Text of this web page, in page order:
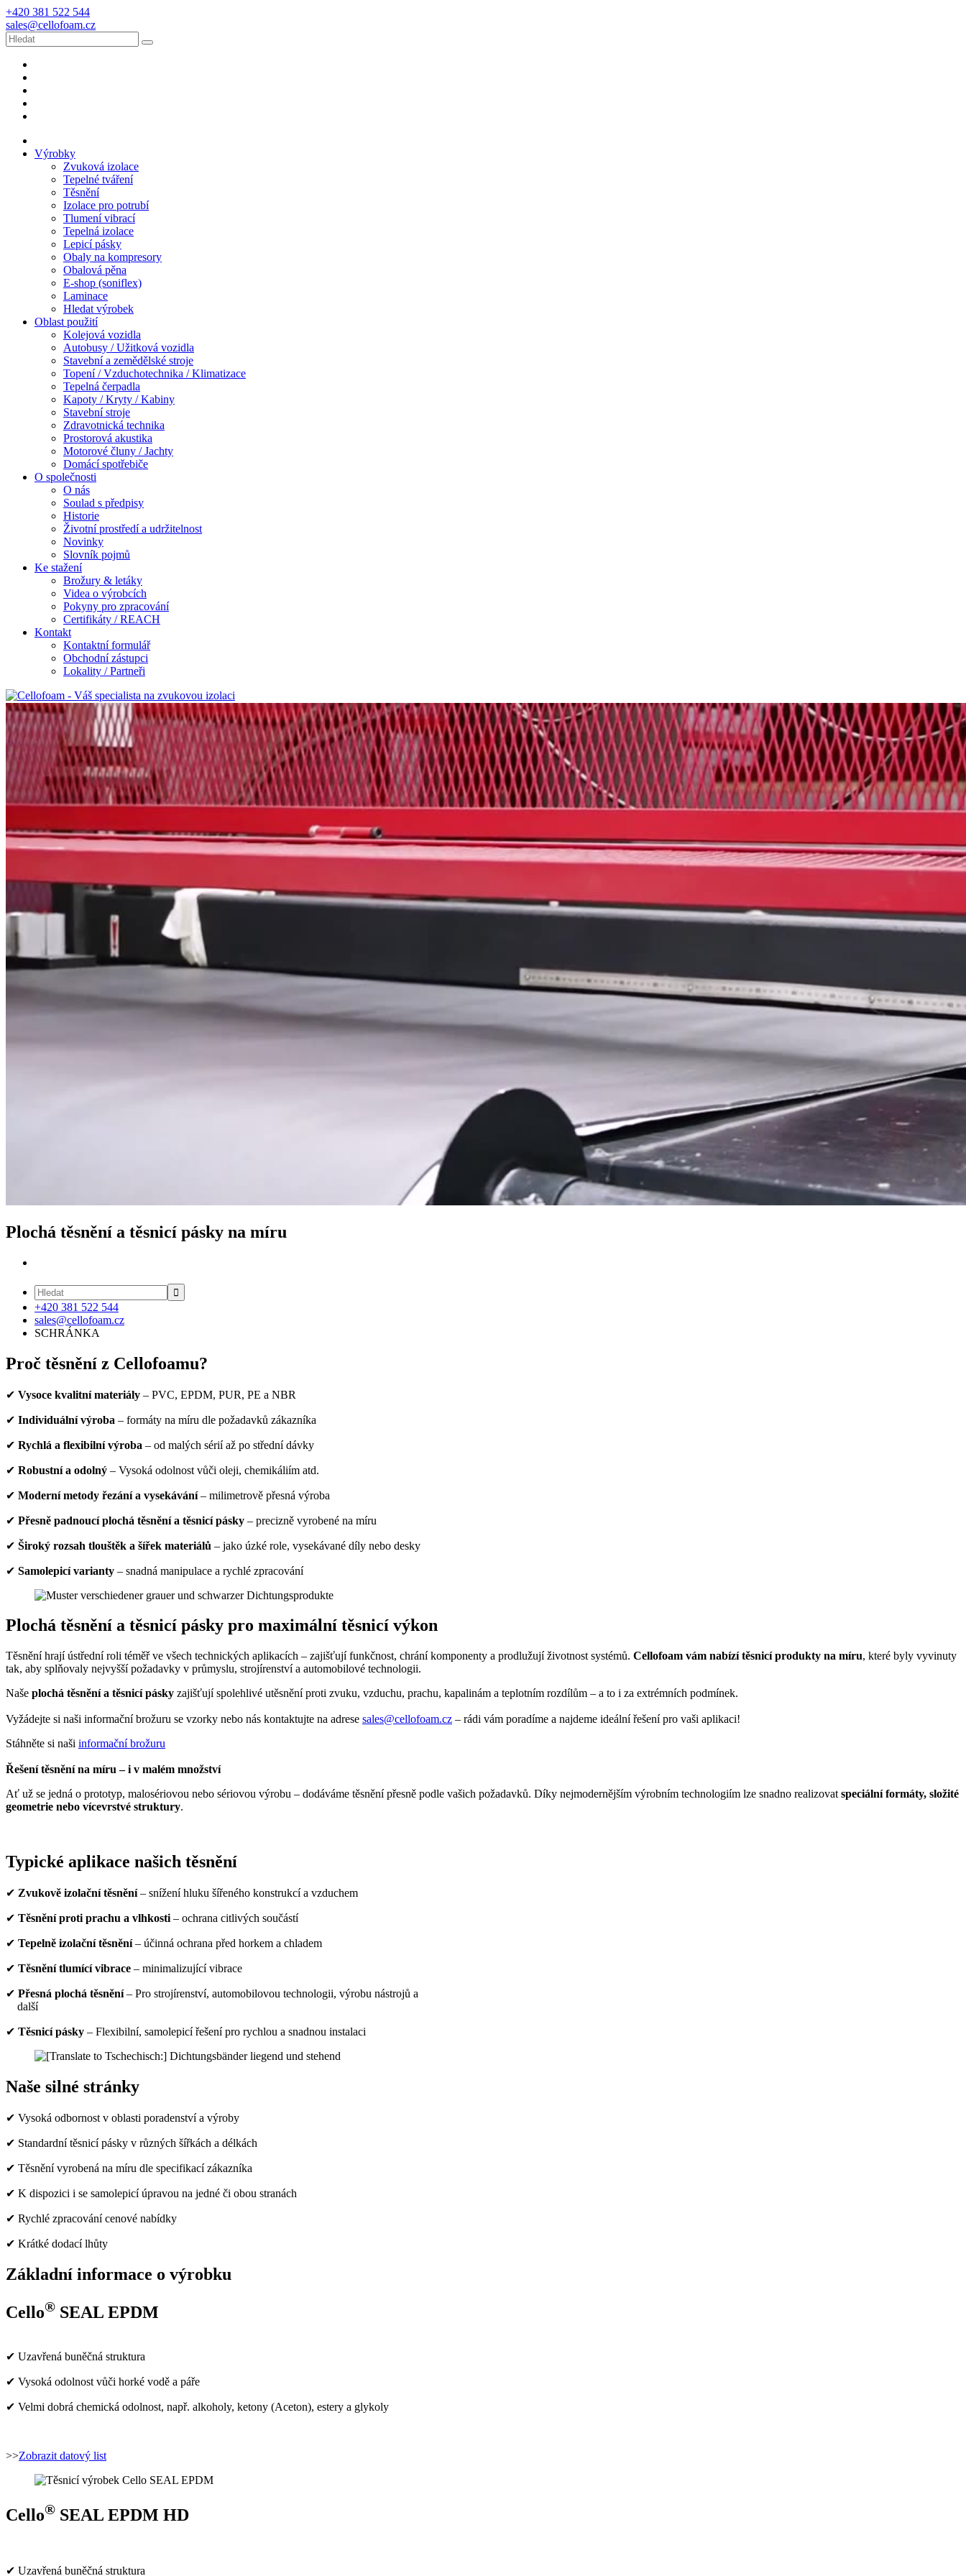
+420 381 522 544
sales@cellofoam.cz
Výrobky
Zvuková izolace
Tepelné tváření
Těsnění
Izolace pro potrubí
Tlumení vibrací
Tepelná izolace
Lepicí pásky
Obaly na kompresory
Obalová pěna
E-shop (soniflex)
Laminace
Hledat výrobek
Oblast použití
Kolejová vozidla
Autobusy / Užitková vozidla
Stavební a zemědělské stroje
Topení / Vzduchotechnika / Klimatizace
Tepelná čerpadla
Kapoty / Kryty / Kabiny
Stavební stroje
Zdravotnická technika
Prostorová akustika
Motorové čluny / Jachty
Domácí spotřebiče
O společnosti
O nás
Soulad s předpisy
Historie
Životní prostředí a udržitelnost
Novinky
Slovník pojmů
Ke stažení
Brožury & letáky
Videa o výrobcích
Pokyny pro zpracování
Certifikáty / REACH
Kontakt
Kontaktní formulář
Obchodní zástupci
Lokality / Partneři
Plochá těsnění a těsnicí pásky na míru

+420 381 522 544
sales@cellofoam.cz
SCHRÁNKA
Proč těsnění z Cellofoamu?
✔ Vysoce kvalitní materiály – PVC, EPDM, PUR, PE a NBR
✔ Individuální výroba – formáty na míru dle požadavků zákazníka
✔ Rychlá a flexibilní výroba – od malých sérií až po střední dávky
✔ Robustní a odolný – Vysoká odolnost vůči oleji, chemikáliím atd.
✔ Moderní metody řezání a vysekávání– milimetrově přesná výroba
✔ Přesně padnoucí plochá těsnění a těsnicí pásky – precizně vyrobené na míru
✔ Široký rozsah tlouštěk a šířek materiálů – jako úzké role, vysekávané díly nebo desky
✔ Samolepicí varianty – snadná manipulace a rychlé zpracování
Plochá těsnění a těsnicí pásky pro maximální těsnicí výkon
Těsnění hrají ústřední roli téměř ve všech technických aplikacích – zajišťují funkčnost, chrání komponenty a prodlužují životnost systémů. Cellofoam vám nabízí těsnicí produkty na míru, které byly vyvinuty
tak, aby splňovaly nejvyšší požadavky v průmyslu, strojírenství a automobilové technologii.
Naše plochá těsnění a těsnicí pásky zajišťují spolehlivé utěsnění proti zvuku, vzduchu, prachu, kapalinám a teplotním rozdílům – a to i za extrémních podmínek.
Vyžádejte si naši informační brožuru se vzorky nebo nás kontaktujte na adrese sales@cellofoam.cz – rádi vám poradíme a najdeme ideální řešení pro vaši aplikaci!
Stáhněte si naši informační brožuru
Řešení těsnění na míru – i v malém množství
Ať už se jedná o prototyp, malosériovou nebo sériovou výrobu – dodáváme těsnění přesně podle vašich požadavků. Díky nejmodernějším výrobním technologiím lze snadno realizovat speciální formáty, složité
geometrie nebo vícevrstvé struktury.
Typické aplikace našich těsnění
✔ Zvukově izolační těsnění– snížení hluku šířeného konstrukcí a vzduchem
✔ Těsnění proti prachu a vlhkosti – ochrana citlivých součástí
✔ Tepelně izolační těsnění– účinná ochrana před horkem a chladem
✔ Těsnění tlumící vibrace – minimalizující vibrace
✔ Přesná plochá těsnění– Pro strojírenství, automobilovou technologii, výrobu nástrojů a
další
✔ Těsnicí pásky – Flexibilní, samolepicí řešení pro rychlou a snadnou instalaci
Naše silné stránky
✔ Vysoká odbornost v oblasti poradenství a výroby
✔ Standardní těsnicí pásky v různých šířkách a délkách
✔ Těsnění vyrobená na míru dle specifikací zákazníka
✔ K dispozici i se samolepicí úpravou na jedné či obou stranách
✔ Rychlé zpracování cenové nabídky
✔ Krátké dodací lhůty
Základní informace o výrobku
Cello® SEAL EPDM
✔ Uzavřená buněčná struktura
✔ Vysoká odolnost vůči horké vodě a páře
✔ Velmi dobrá chemická odolnost, např. alkoholy, ketony (Aceton), estery a glykoly
>>Zobrazit datový list
Cello® SEAL EPDM HD
✔ Uzavřená buněčná struktura